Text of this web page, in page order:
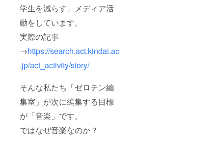
学生を減らす」メディア活
動をしています。
実際の記事
→https://search.act.kindai.ac
.jp/act_activity/story/
そんな私たち「ゼロテン編
集室」が次に編集する目標
が「音楽」です。
ではなぜ音楽なのか？